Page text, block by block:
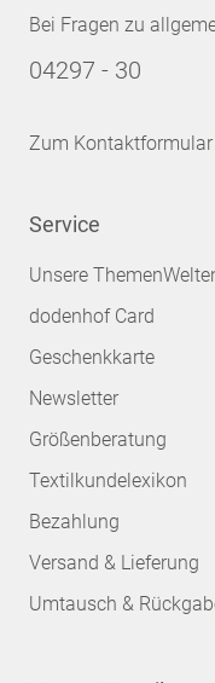
Bei Fragen zu
04297 - 30
Zum Kontaktformular
Service
Unsere
dodenhof Card
Geschenkkarte
Newsletter
Größenberatung
Textilkundelexikon
Bezahlung
Versand & Lieferung
Umtausch &